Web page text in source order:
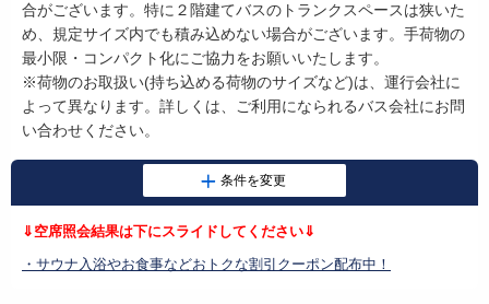
合がございます。特に２階建てバスのトランクスペースは狭いた
め、規定サイズ内でも積み込めない場合がございます。手荷物の
最小限・コンパクト化にご協力をお願いいたします。
※荷物のお取扱い(持ち込める荷物のサイズなど)は、運行会社に
よって異なります。詳しくは、ご利用になられるバス会社にお問
い合わせください。
⇓空席照会結果は下にスライドしてください⇓
・サウナ入浴やお食事などおトクな割引クーポン配布中！